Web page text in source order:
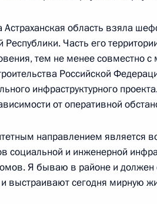
по делам инвалидов
некоторые
за государственную
Астраханская область взяла
Республики. Часть его
тем не менее совместно с
Российской
инфраструктурного
от оперативной
направлением является
социальной и инженерной
Я бываю в районе и должен
и выстраивают сегодня мирную